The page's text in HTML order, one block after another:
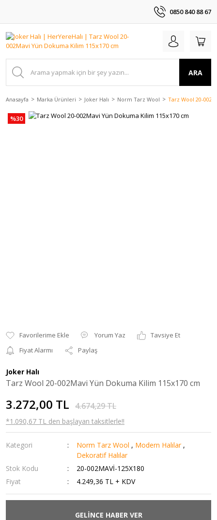
0850 840 88 67
ARA
Anasayfa Marka Ürünleri Joker Halı Norm Tarz Wool Tarz Wool 20-
%30
Yorum Yaz
Tavsiye Et
Fiyat Alarmı
Paylaş
Joker Halı
Tarz Wool 20-002Mavi Yün Dokuma Kilim 115x170 cm
3.272,00 TL 4.674,29 TL
*1.090,67 TL den başlayan taksitlerle!!
Kategori Norm Tarz Wool , Modern Halılar ,
Dekoratif Halılar
Stok Kodu
20-002MAVİ-125X180
Fiyat
4.249,36 TL + KDV
GELİNCE HABER VER